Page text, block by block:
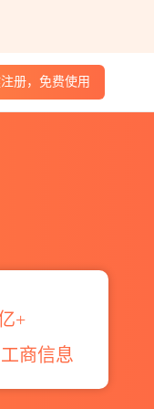
册，免费使用
+
商信息